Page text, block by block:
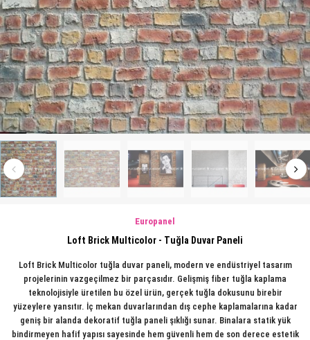
Europanel
Loft Brick Multicolor - Tuğla Duvar Paneli
Loft Brick Multicolor tuğla duvar paneli, modern ve endüstriyel tasarım
projelerinin vazgeçilmez bir parçasıdır. Gelişmiş fiber tuğla kaplama
teknolojisiyle üretilen bu özel ürün, gerçek tuğla dokusunu birebir
yüzeylere yansıtır. İç mekan duvarlarından dış cephe kaplamalarına kadar
geniş bir alanda dekoratif tuğla paneli şıklığı sunar. Binalara statik yük
bindirmeyen hafif yapısı sayesinde hem güvenli hem de son derece estetik